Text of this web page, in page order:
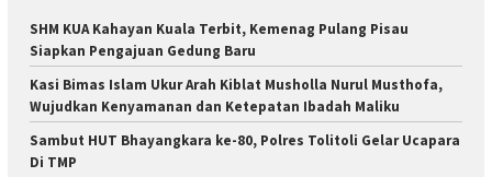
SHM KUA Kahayan Kuala Terbit, Kemenag Pulang Pisau
Siapkan Pengajuan Gedung Baru
Kasi Bimas Islam Ukur Arah Kiblat Musholla Nurul Musthofa,
Wujudkan Kenyamanan dan Ketepatan Ibadah Maliku
Sambut HUT Bhayangkara ke-80, Polres Tolitoli Gelar Ucapara
Di TMP